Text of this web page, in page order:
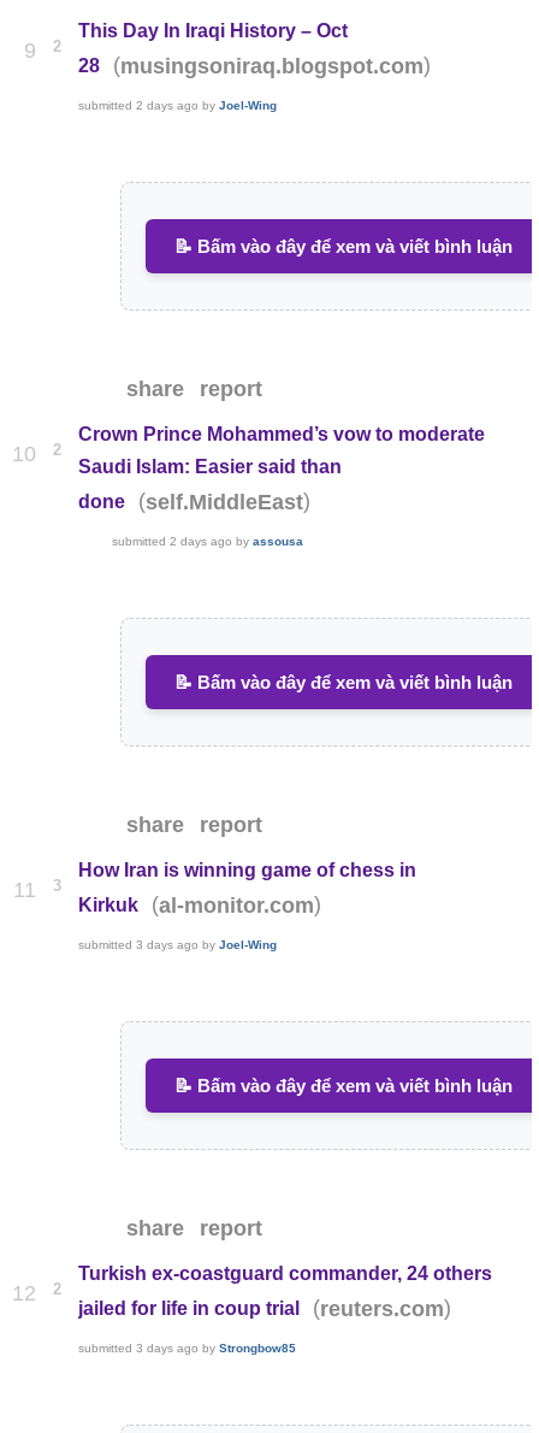
9 2
This Day In Iraqi History – Oct
28
(musingsoniraq.blogspot.com)
submitted2 days ago byJoel-Wing
📝 Bấm vào đây để xem và viết bình luận
share report
10 2
Crown Prince Mohammed’s vow to moderate
Saudi Islam: Easier said than
done
(self.MiddleEast)
submitted2 days ago byassousa
📝 Bấm vào đây để xem và viết bình luận
share report
11 3
How Iran is winning game of chess in
Kirkuk
(al-monitor.com)
submitted3 days ago byJoel-Wing
📝 Bấm vào đây để xem và viết bình luận
share report
12 2
Turkish ex-coastguard commander, 24 others
jailed for life in coup trial
(reuters.com)
submitted3 days ago byStrongbow85